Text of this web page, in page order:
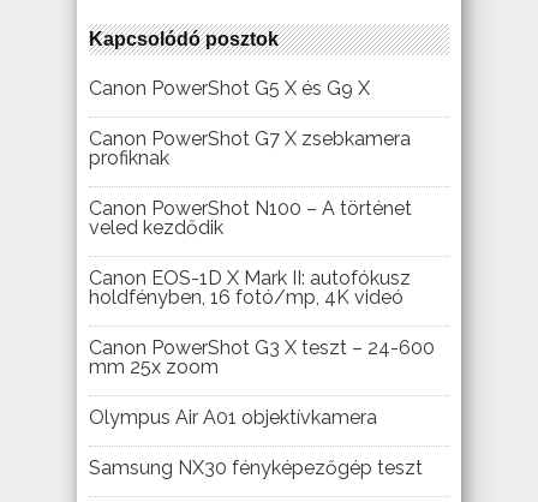
Kapcsolódó posztok
Canon PowerShot G5 X és G9 X
Canon PowerShot G7 X zsebkamera
profiknak
Canon PowerShot N100 – A történet
veled kezdődik
Canon EOS-1D X Mark II: autofókusz
holdfényben, 16 fotó/mp, 4K videó
Canon PowerShot G3 X teszt – 24-600
mm 25x zoom
Olympus Air A01 objektívkamera
Samsung NX30 fényképezőgép teszt